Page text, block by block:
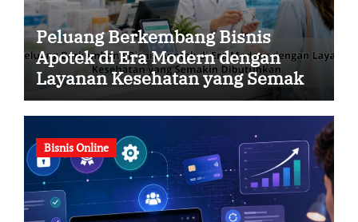
Peluang Berkembang Bisnis
Apotek di Era Modern dengan
Layanan Kesehatan yang Semakin
Dibutuhkan
Bisnis Online